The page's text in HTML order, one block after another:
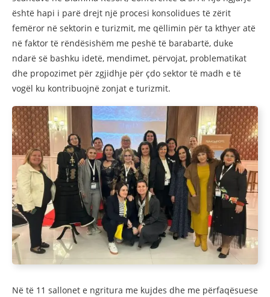
është hapi i parë drejt një procesi konsolidues të zërit
femëror në sektorin e turizmit, me qëllimin për ta kthyer atë
në faktor të rëndësishëm me peshë të barabartë, duke
ndarë së bashku idetë, mendimet, përvojat, problematikat
dhe propozimet për zgjidhje për çdo sektor të madh e të
vogël ku kontribuojnë zonjat e turizmit.
Në të 11 sallonet e ngritura me kujdes dhe me përfaqësuese